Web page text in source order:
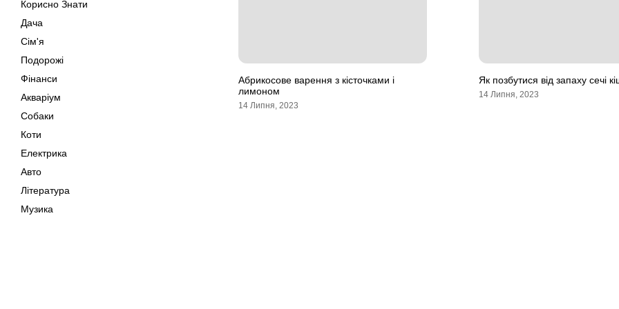
Корисно Знати
Дача
Сім'я
Подорожі
Фінанси
Акваріум
Собаки
Коти
Електрика
Авто
Література
Музика
Абрикосове варення з кісточками і
лимоном
14 Липня, 2023
Як позбутися від запаху сечі
14 Липня, 2023